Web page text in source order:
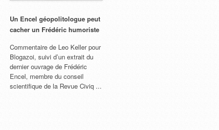
Un Encel géopolitologue peut
cacher un Frédéric humoriste
Commentaire de Leo Keller pour
Blogazoi, suivi d’un extrait du
dernier ouvrage de Frédéric
Encel, membre du conseil
scientifique de la Revue Civiq ...